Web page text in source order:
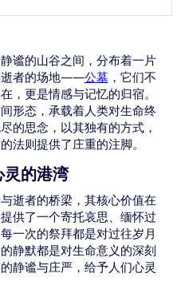
谧的山谷之间，分布着一片
者的场地——公墓，它们不
，更是情感与记忆的归宿。
形态，承载着人类对生命终
的思念，以其独有的方式，
法则提供了庄重的注脚。
灵的港湾
逝者的桥梁，其核心价值在
供了一个寄托哀思、缅怀过
一次的祭拜都是对过往岁月
静默都是对生命意义的深刻
静谧与庄严，给予人们心灵